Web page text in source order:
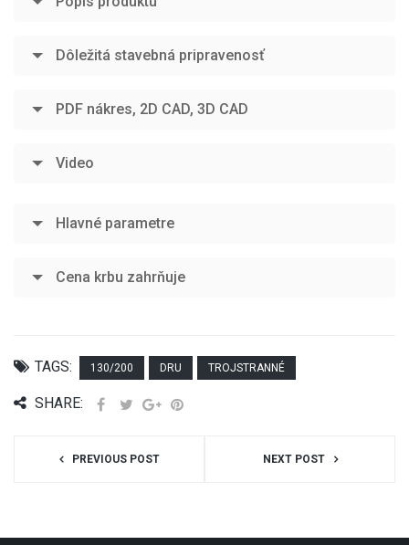
Dôležitá stavebná pripravenosť
PDF nákres, 2D CAD, 3D CAD
Video
Hlavné parametre
Cena krbu zahrňuje
TAGS: 130/200 DRU TROJSTRANNÉ
SHARE:
PREVIOUS POST NEXT POST